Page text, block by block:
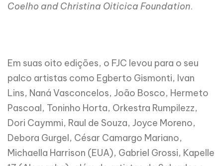
Coelho and Christina Oiticica Foundation.
Em suas oito edições, o FJC levou para o seu
palco artistas como Egberto Gismonti, Ivan
Lins, Naná Vasconcelos, João Bosco, Hermeto
Pascoal, Toninho Horta, Orkestra Rumpilezz,
Dori Caymmi, Raul de Souza, Joyce Moreno,
Debora Gurgel, César Camargo Mariano,
Michaella Harrison (EUA), Gabriel Grossi, Kapelle